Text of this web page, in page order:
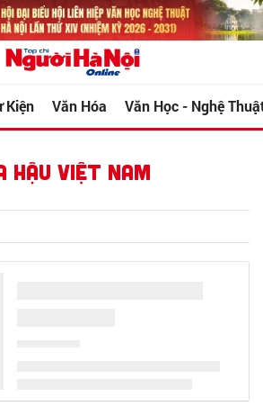
Kiện Văn Hóa Văn Học - Nghệ
HẬU VIỆT NAM